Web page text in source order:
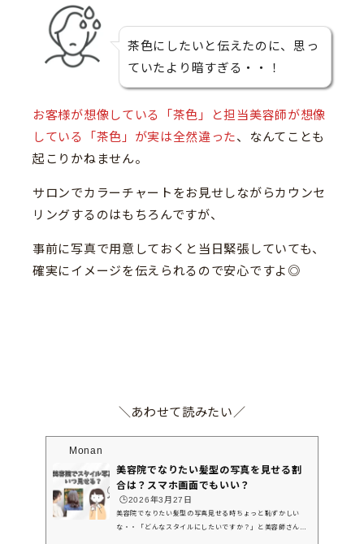
茶色にしたいと伝えたのに、思っ
ていたより暗すぎる・・！
お客様が想像している「茶色」と担当美容師が想像
している「茶色」が実は全然違った、なんてことも
起こりかねません。
サロンでカラーチャートをお見せしながらカウンセ
リングするのはもちろんですが、
事前に写真で用意しておくと当日緊張していても、
確実にイメージを伝えられるので安心ですよ◎
＼あわせて読みたい／
Monan
美容院でなりたい髪型の写真を見せる割
合は？スマホ画面でもいい？
🕒️2026年3月27日
美容院でなりたい髪型の写真見せる時ちょっと恥ずかしい
な・・「どんなスタイルにしたいですか？」と美容師さんに